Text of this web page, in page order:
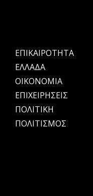
ΕΠΙΚΑΙΡΟΤΗΤΑ
ΕΛΛΑΔΑ
OIKONOMIA
ΕΠΙΧΕΙΡΗΣΕΙΣ
ΠΟΛΙΤΙΚΗ
ΠΟΛΙΤΙΣΜΟΣ